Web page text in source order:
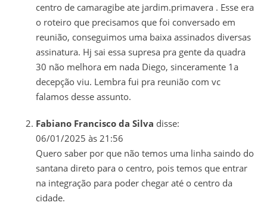
centro de camaragibe ate jardim.primavera . Esse era
o roteiro que precisamos que foi conversado em
reunião, conseguimos uma baixa assinados diversas
assinatura. Hj sai essa supresa pra gente da quadra
30 não melhora em nada Diego, sinceramente 1a
decepção viu. Lembra fui pra reunião com vc
falamos desse assunto.
Fabiano Francisco da Silva disse:
06/01/2025 às 21:56
Quero saber por que não temos uma linha saindo do
santana direto para o centro, pois temos que entrar
na integração para poder chegar até o centro da
cidade.